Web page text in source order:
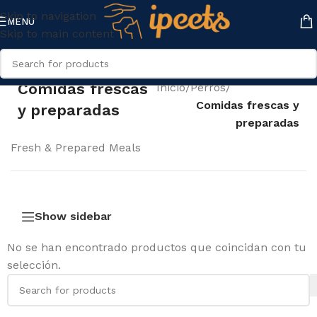
Skip to navigation
Skip to main content
MENU
Comidas frescas
y preparadas
Inicio/Perros/
Comidas frescas y
preparadas
Fresh & Prepared Meals
Show sidebar
No se han encontrado productos que coincidan con tu
selección.